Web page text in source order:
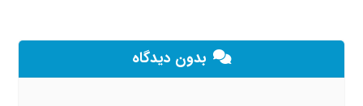
بدون دیدگاه